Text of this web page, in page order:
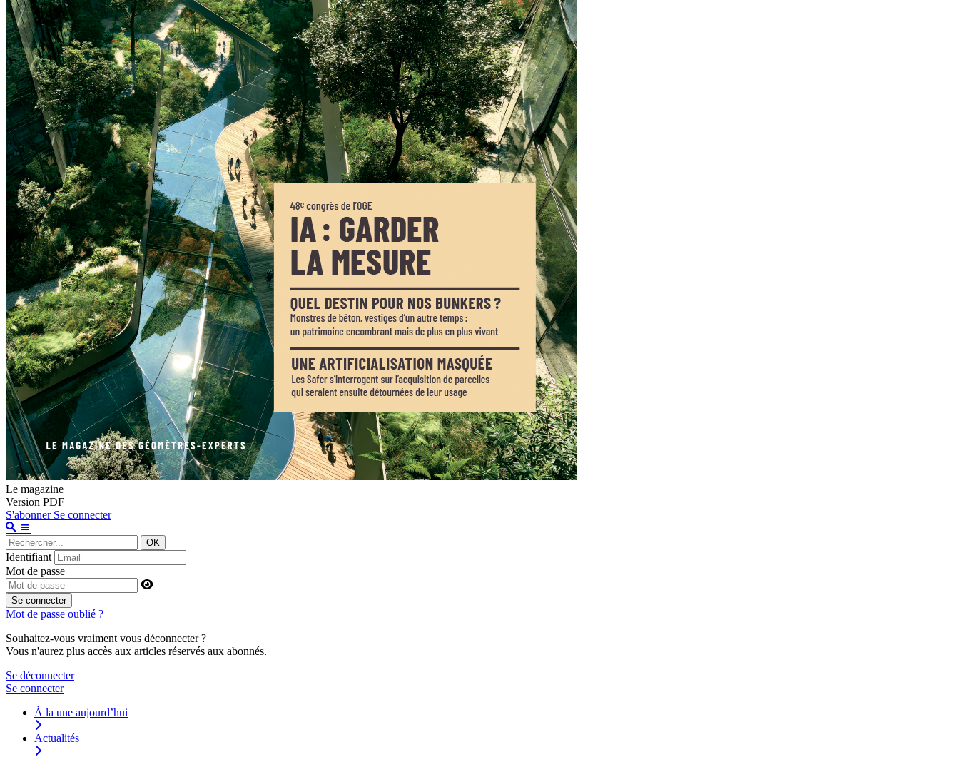
Le magazine
Version PDF
S'abonner Se connecter
OK
Identifiant
Mot de passe
Se connecter
Mot de passe oublié ?
Souhaitez-vous vraiment vous déconnecter ?
Vous n'aurez plus accès aux articles réservés aux abonnés.
Se déconnecter
Se connecter
À la une aujourd’hui
Actualités